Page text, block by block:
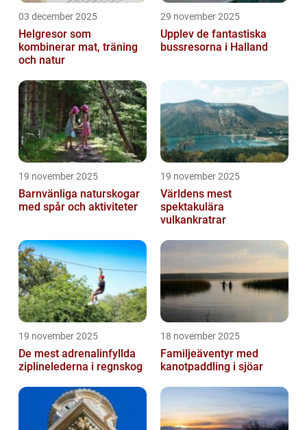
03 december 2025
Helgresor som
kombinerar mat, träning
och natur
29 november 2025
Upplev de fantastiska
bussresorna i Halland
19 november 2025
Barnvänliga naturskogar
med spår och aktiviteter
19 november 2025
Världens mest
spektakulära
vulkankratrar
19 november 2025
De mest adrenalinfyllda
ziplinelederna i regnskog
18 november 2025
Familjeäventyr med
kanotpaddling i sjöar